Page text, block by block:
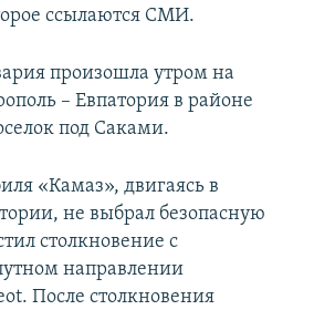
ссылаются СМИ.
произошла утром на
– Евпатория в районе
под Саками.
«Камаз», двигаясь в
не выбрал безопасную
столкновение с
направлении
После столкновения